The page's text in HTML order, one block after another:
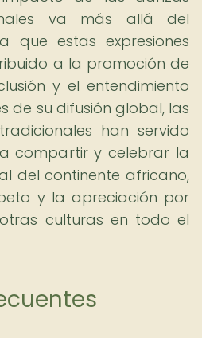
va más allá del
que estas expresiones
a la promoción de
y el entendimiento
de su difusión global, las
han servido
compartir y celebrar la
del continente africano,
y la apreciación por
culturas en todo el